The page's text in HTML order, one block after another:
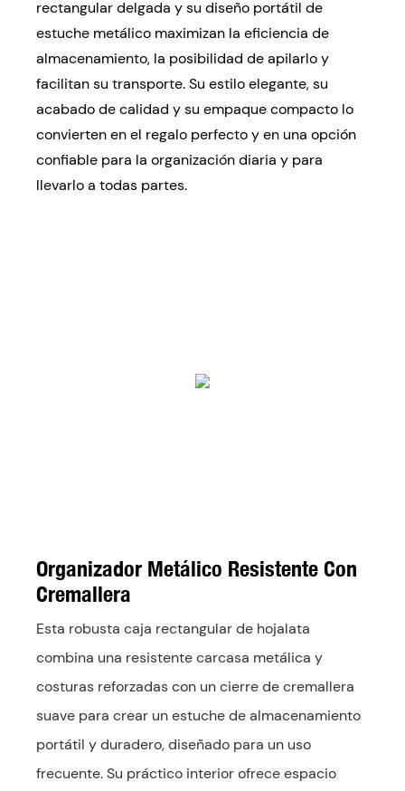
rectangular delgada y su diseño portátil de
estuche metálico maximizan la eficiencia de
almacenamiento, la posibilidad de apilarlo y
facilitan su transporte. Su estilo elegante, su
acabado de calidad y su empaque compacto lo
convierten en el regalo perfecto y en una opción
confiable para la organización diaria y para
llevarlo a todas partes.
Organizador Metálico Resistente Con
Cremallera
Esta robusta caja rectangular de hojalata
combina una resistente carcasa metálica y
costuras reforzadas con un cierre de cremallera
suave para crear un estuche de almacenamiento
portátil y duradero, diseñado para un uso
frecuente. Su práctico interior ofrece espacio